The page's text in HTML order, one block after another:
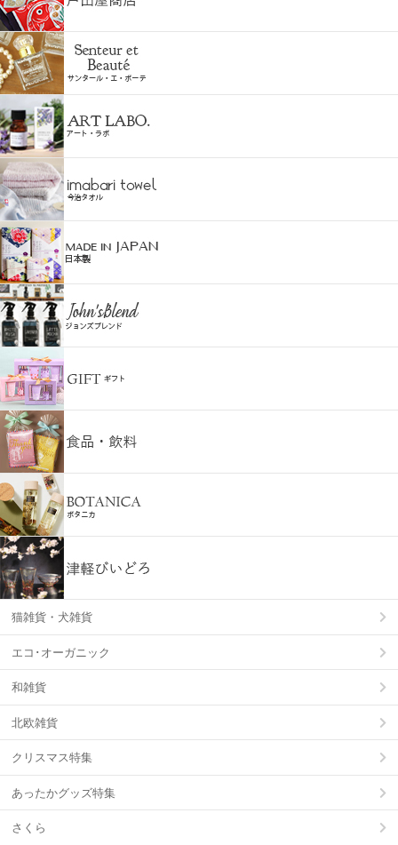
猫雑貨・犬雑貨
エコ･オーガニック
和雑貨
北欧雑貨
クリスマス特集
あったかグッズ特集
さくら